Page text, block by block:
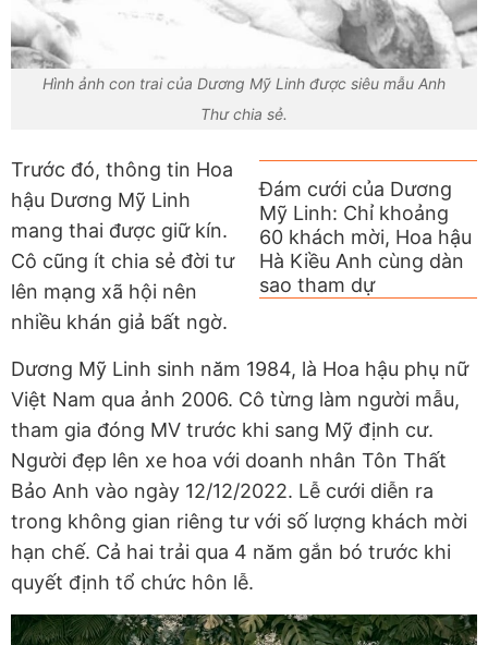
Hình ảnh con trai của Dương Mỹ Linh được siêu mẫu Anh
Thư chia sẻ.
Đám cưới của Dương
Mỹ Linh: Chỉ khoảng
60 khách mời, Hoa hậu
Hà Kiều Anh cùng dàn
sao tham dự
Trước đó, thông tin Hoa
hậu Dương Mỹ Linh
mang thai được giữ kín.
Cô cũng ít chia sẻ đời tư
lên mạng xã hội nên
nhiều khán giả bất ngờ.
Dương Mỹ Linh sinh năm 1984, là Hoa hậu phụ nữ
Việt Nam qua ảnh 2006. Cô từng làm người mẫu,
tham gia đóng MV trước khi sang Mỹ định cư.
Người đẹp lên xe hoa với doanh nhân Tôn Thất
Bảo Anh vào ngày 12/12/2022. Lễ cưới diễn ra
trong không gian riêng tư với số lượng khách mời
hạn chế. Cả hai trải qua 4 năm gắn bó trước khi
quyết định tổ chức hôn lễ.